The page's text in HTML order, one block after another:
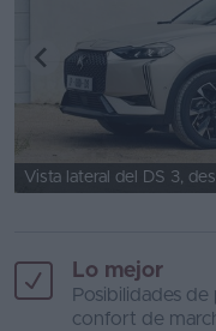
Asistente
Foro
compra
Comparador
Lo mejor
Posibilidades de
confort de